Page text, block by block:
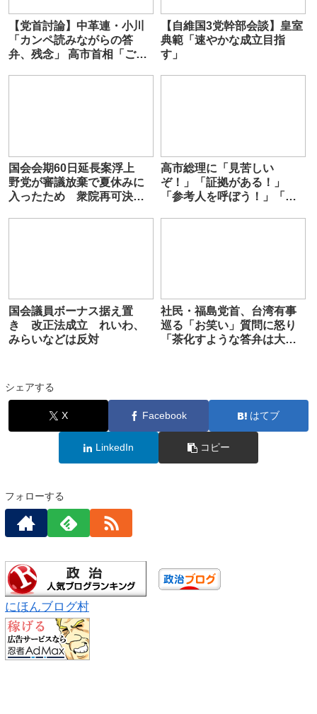
【党首討論】中革連・小川
「カンペ読みながらの答
弁、残念」 高市首相「ご自
【自維国3党幹部会談】皇室
典範「速やかな成立目指
す」
国会会期60日延長案浮上
野党が審議放棄で夏休みに
入ったため 衆院再可決ル
高市総理に「見苦しい
ぞ！」「証拠がある！」
「参考人を呼ぼう！」「ソ
国会議員ボーナス据え置
き 改正法成立 れいわ、
みらいなどは反対
社民・福島党首、台湾有事
巡る「お笑い」質問に怒り
「茶化すような答弁は大問
シェアする
X Facebook はてブ
LinkedIn コピー
フォローする
にほんブログ村